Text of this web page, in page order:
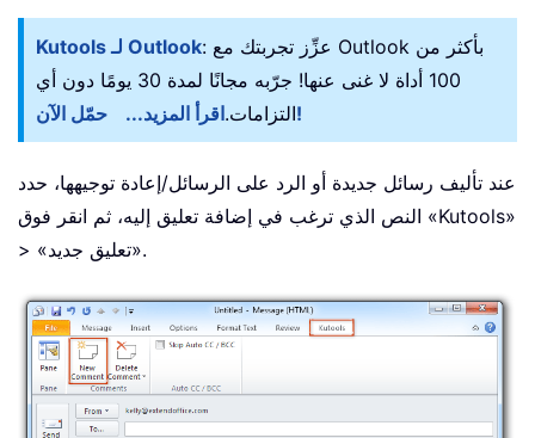
Kutools لـ Outlook: عزِّز تجربتك مع Outlook بأكثر من
100 أداة لا غنى عنها! جرّبه مجانًا لمدة 30 يومًا دون أي
التزامات.اقرأ المزيد... حمّل الآن!
عند تأليف رسائل جديدة أو الرد على الرسائل/إعادة توجيهها، حدد
النص الذي ترغب في إضافة تعليق إليه، ثم انقر فوق «Kutools»
> «تعليق جديد».